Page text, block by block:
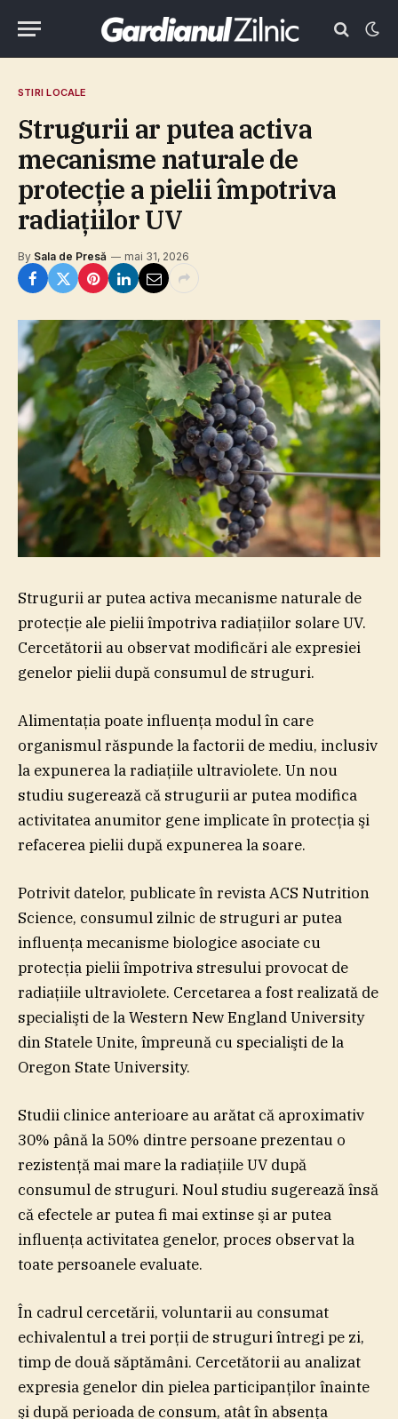
STIRI LOCALE
Strugurii ar putea activa
mecanisme naturale de
protecţie a pielii împotriva
radiaţiilor UV
By Sala de Presă mai 31, 2026
Strugurii ar putea activa mecanisme naturale de
protecţie ale pielii împotriva radiaţiilor solare UV.
Cercetătorii au observat modificări ale expresiei
genelor pielii după consumul de struguri.
Alimentaţia poate influenţa modul în care
organismul răspunde la factorii de mediu, inclusiv
la expunerea la radiaţiile ultraviolete. Un nou
studiu sugerează că strugurii ar putea modifica
activitatea anumitor gene implicate în protecţia şi
refacerea pielii după expunerea la soare.
Potrivit datelor, publicate în revista ACS Nutrition
Science, consumul zilnic de struguri ar putea
influenţa mecanisme biologice asociate cu
protecţia pielii împotriva stresului provocat de
radiaţiile ultraviolete. Cercetarea a fost realizată de
specialişti de la Western New England University
din Statele Unite, împreună cu specialişti de la
Oregon State University.
Studii clinice anterioare au arătat că aproximativ
30% până la 50% dintre persoane prezentau o
rezistenţă mai mare la radiaţiile UV după
consumul de struguri. Noul studiu sugerează însă
că efectele ar putea fi mai extinse şi ar putea
influenţa activitatea genelor, proces observat la
toate persoanele evaluate.
În cadrul cercetării, voluntarii au consumat
echivalentul a trei porţii de struguri întregi pe zi,
timp de două săptămâni. Cercetătorii au analizat
expresia genelor din pielea participanţilor înainte
şi după perioada de consum, atât în absenţa